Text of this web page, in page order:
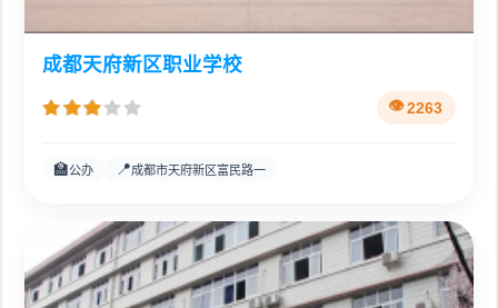
成都天府新区职业学校
2263
🏫公办 📍成都市天府新区富民路一